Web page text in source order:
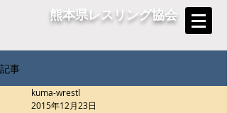
熊本県レスリング協会
記事
kuma-wrestl
2015年12月23日